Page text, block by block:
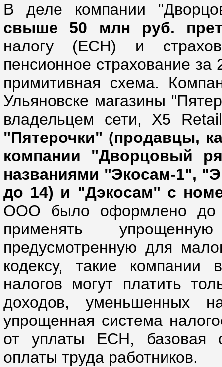
В деле компании
свыше 50 млн руб.
налогу (ЕСН) и
пенсионное страхование
примитивная схема.
Ульяновске магазины
владельцем сети, Х5
"Пятерочки" (продавцы,
компании
названиями "Экосам-1",
до 14) и "Дэкосам" с
ООО было оформлено до
применять
предусмотренную для
кодексу, такие компании
налогов могут платить
доходов, уменьшенных
упрощенная система
от уплаты ЕСН, базовая
оплаты труда работников.